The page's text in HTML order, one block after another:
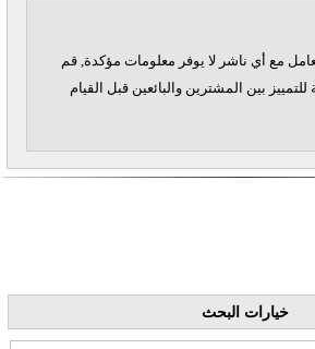
مع أي ناشر لا يوفر معلومات مؤكدة, قم
بين المشترين والبائعين قبل القيام
خيارات البحث